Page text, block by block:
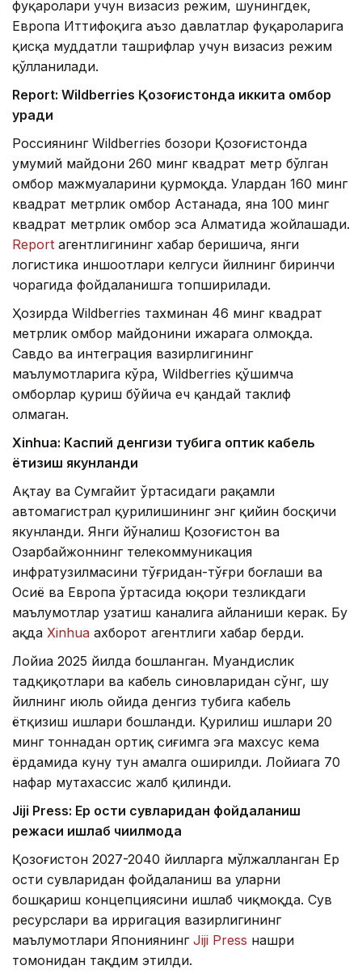
фуқаролари учун визасиз режим, шунингдек,
Европа Иттифоқига аъзо давлатлар фуқароларига
қисқа муддатли ташрифлар учун визасиз режим
қўлланилади.
Report: Wildberries Қозоғистонда иккита омбор
қуради
Россиянинг Wildberries бозори Қозоғистонда
умумий майдони 260 минг квадрат метр бўлган
омбор мажмуаларини қурмоқда. Улардан 160 минг
квадрат метрлик омбор Астанада, яна 100 минг
квадрат метрлик омбор эса Алматида жойлашади.
Report агентлигининг хабар беришича, янги
логистика иншоотлари келгуси йилнинг биринчи
чорагида фойдаланишга топширилади.
Ҳозирда Wildberries тахминан 46 минг квадрат
метрлик омбор майдонини ижарага олмоқда.
Савдо ва интеграция вазирлигининг
маълумотларига кўра, Wildberries қўшимча
омборлар қуриш бўйича ҳеч қандай таклиф
олмаган.
Xinhuа: Каспий денгизи тубига оптик кабель
ётқизиш якунланди
Ақтау ва Сумгайит ўртасидаги рақамли
автомагистрал қурилишининг энг қийин босқичи
якунланди. Янги йўналиш Қозоғистон ва
Озарбайжоннинг телекоммуникация
инфратузилмасини тўғридан-тўғри боғлаши ва
Осиё ва Европа ўртасида юқори тезликдаги
маълумотлар узатиш каналига айланиши керак. Бу
ҳақда Xinhua ахборот агентлиги хабар берди.
Лойиҳа 2025 йилда бошланган. Муҳандислик
тадқиқотлари ва кабель синовларидан сўнг, шу
йилнинг июль ойида денгиз тубига кабель
ётқизиш ишлари бошланди. Қурилиш ишлари 20
минг тоннадан ортиқ сиғимга эга махсус кема
ёрдамида куну тун амалга оширилди. Лойиҳага 70
нафар мутахассис жалб қилинди.
Jiji Press: Ер ости сувларидан фойдаланиш
режаси ишлаб чиқилмоқда
Қозоғистон 2027-2040 йилларга мўлжалланган Ер
ости сувларидан фойдаланиш ва уларни
бошқариш концепциясини ишлаб чиқмоқда. Сув
ресурслари ва ирригация вазирлигининг
маълумотлари Япониянинг Jiji Press нашри
томонидан тақдим этилди.